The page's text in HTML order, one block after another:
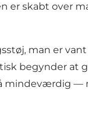
er skabt over
man er
begynder at
mindeværdig —